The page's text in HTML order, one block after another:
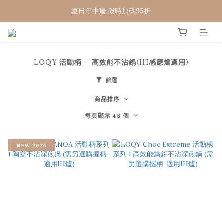
WELCOME 🇨🇵  法國畢耶餐廚
夏日年中慶 限時加碼95折
LOQY 活動柄 - 高效能不沾鍋(IH感應爐適用)
篩選
商品排序
每頁顯示 48 個
NEW 2026